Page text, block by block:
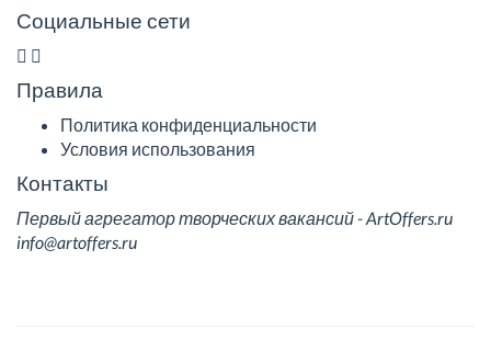
Социальные сети
Правила
Политика конфиденциальности
Условия использования
Контакты
Первый агрегатор творческих вакансий - ArtOffers.ru
info@artoffers.ru